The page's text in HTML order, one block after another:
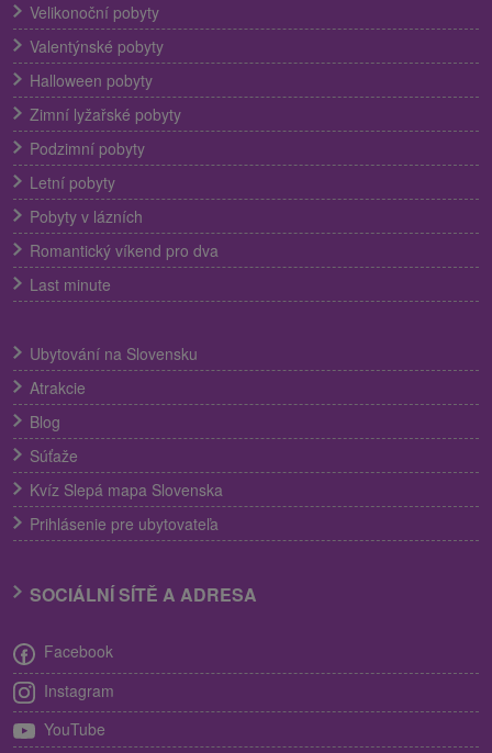
Velikonoční pobyty
Valentýnské pobyty
Halloween pobyty
Zimní lyžařské pobyty
Podzimní pobyty
Letní pobyty
Pobyty v lázních
Romantický víkend pro dva
Last minute
Ubytování na Slovensku
Atrakcie
Blog
Súťaže
Kvíz Slepá mapa Slovenska
Prihlásenie pre ubytovateľa
SOCIÁLNÍ SÍTĚ A ADRESA
Facebook
Instagram
YouTube